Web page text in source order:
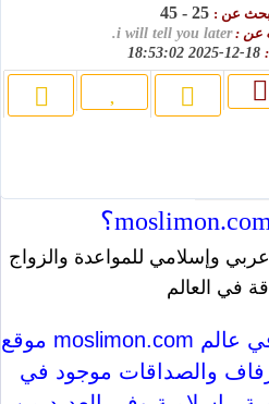
عن :
عن :i will tell you later.
وإسلامي للمواعدة والزواج
في العالم
موقع moslimon.com الخاص بنا: أفضل موقع في عالم
والصداقات موجود في